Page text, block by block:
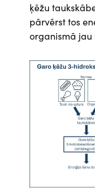
ķēžu
pārvērst tos
organismā jau
Attēls